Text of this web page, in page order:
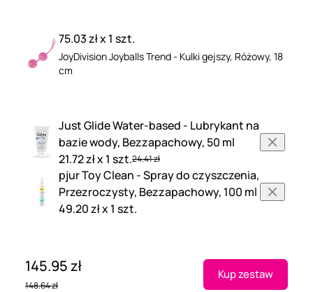
75.03 zł x 1 szt.
JoyDivision Joyballs Trend - Kulki gejszy, Różowy, 18
cm
Just Glide Water-based - Lubrykant na
bazie wody, Bezzapachowy, 50 ml
21.72 zł x 1 szt.24.41 zł
pjur Toy Clean - Spray do czyszczenia,
Przezroczysty, Bezzapachowy, 100 ml
49.20 zł x 1 szt.
145.95 zł
148.64 zł
Kup zestaw